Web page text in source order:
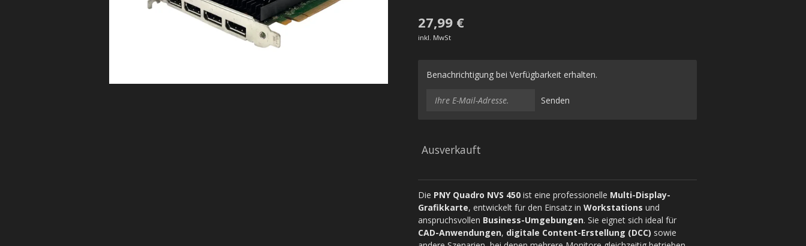
27,99 €
inkl. MwSt
Benachrichtigung bei Verfügbarkeit erhalten.
Senden
Ausverkauft
Die PNY Quadro NVS 450 ist eine professionelle Multi-Display-
Grafikkarte, entwickelt für den Einsatz in Workstations und
anspruchsvollen Business-Umgebungen. Sie eignet sich ideal für
CAD-Anwendungen, digitale Content-Erstellung (DCC) sowie